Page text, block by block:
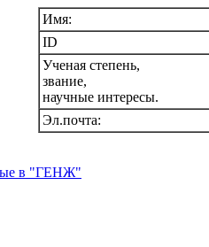
Имя:
ID
Ученая степень,
звание,
научные интересы.
Эл.почта:
в "ГЕНЖ"